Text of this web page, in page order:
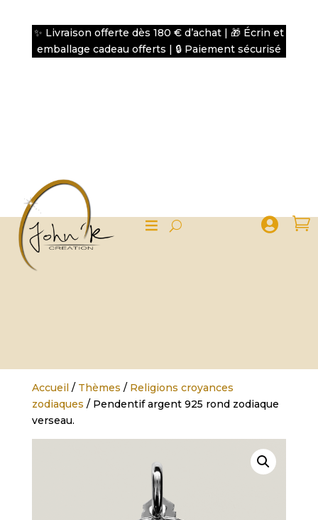
✨ Livraison offerte dès 180 € d’achat | 🎁 Écrin et
emballage cadeau offerts | 🔒 Paiement sécurisé
 
Accueil / Thèmes / Religions croyances
zodiaques / Pendentif argent 925 rond zodiaque
verseau.